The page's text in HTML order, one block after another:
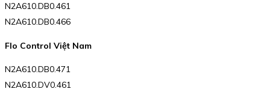
N2A610.DB0.461
N2A610.DB0.466
Flo Control Việt Nam
N2A610.DB0.471
N2A610.DV0.461